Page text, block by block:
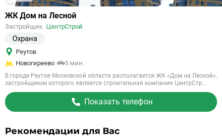
Ссылка
объект
ЖК Дом на Лесной
Застройщик ЦентрСтрой
Охрана
Реутов
Новогиреево
5 мин.
В городе Реутов Московской области располагается ЖК «Дом на Лесной»,
застройщиком которого является строительная компания ЦентрСтр...
Показать телефон
Рекомендации для Вас